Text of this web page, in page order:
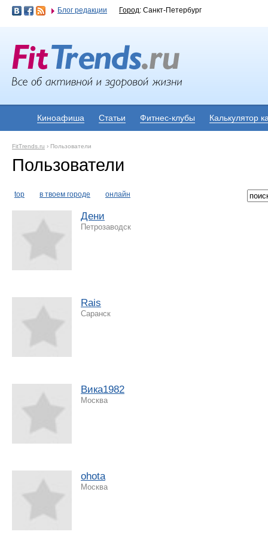
Блог редакции Город: Санкт-Петербург
Киноафиша Статьи Фитнес-клубы Калькулятор
FitTrends.ru › Пользователи
Пользователи
top в твоем городе онлайн
Дени
Петрозаводск
Rais
Саранск
Вика1982
Москва
ohota
Москва